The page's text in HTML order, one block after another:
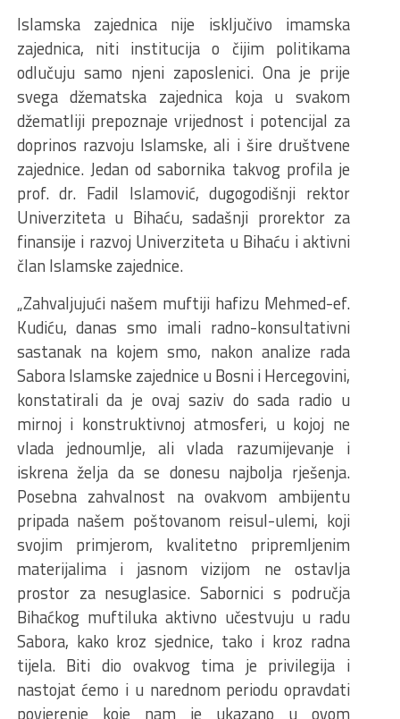
Islamska zajednica nije isključivo imamska
zajednica, niti institucija o čijim politikama
odlučuju samo njeni zaposlenici. Ona je prije
svega džematska zajednica koja u svakom
džematliji prepoznaje vrijednost i potencijal za
doprinos razvoju Islamske, ali i šire društvene
zajednice. Jedan od sabornika takvog profila je
prof. dr. Fadil Islamović, dugogodišnji rektor
Univerziteta u Bihaću, sadašnji prorektor za
finansije i razvoj Univerziteta u Bihaću i aktivni
član Islamske zajednice.
„Zahvaljujući našem muftiji hafizu Mehmed-ef.
Kudiću, danas smo imali radno-konsultativni
sastanak na kojem smo, nakon analize rada
Sabora Islamske zajednice u Bosni i Hercegovini,
konstatirali da je ovaj saziv do sada radio u
mirnoj i konstruktivnoj atmosferi, u kojoj ne
vlada jednoumlje, ali vlada razumijevanje i
iskrena želja da se donesu najbolja rješenja.
Posebna zahvalnost na ovakvom ambijentu
pripada našem poštovanom reisul-ulemi, koji
svojim primjerom, kvalitetno pripremljenim
materijalima i jasnom vizijom ne ostavlja
prostor za nesuglasice. Sabornici s područja
Bihaćkog muftiluka aktivno učestvuju u radu
Sabora, kako kroz sjednice, tako i kroz radna
tijela. Biti dio ovakvog tima je privilegija i
nastojat ćemo i u narednom periodu opravdati
povjerenje koje nam je ukazano u ovom